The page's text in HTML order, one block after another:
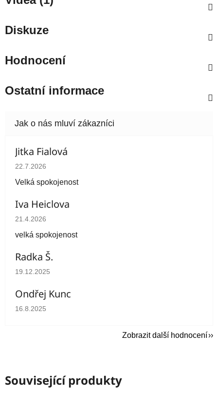
Diskuze
Hodnocení
Ostatní informace
Jitka Fialová
Hodnocení obchodu je 5 z 5 hvězdiček.
22.7.2026
Velká spokojenost
Iva Heiclova
Hodnocení obchodu je 5 z 5 hvězdiček.
21.4.2026
velká spokojenost
Radka Š.
Hodnocení obchodu je 5 z 5 hvězdiček.
19.12.2025
Ondřej Kunc
Hodnocení obchodu je 5 z 5 hvězdiček.
16.8.2025
Zobrazit další hodnocení
Související produkty